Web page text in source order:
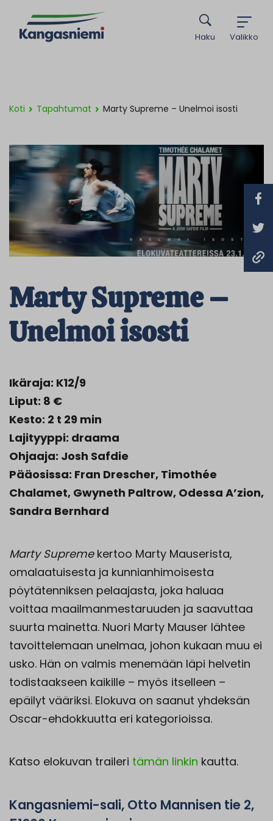
Valikko
Haku
Koti Tapahtumat Marty Supreme – Unelmoi isosti
Marty Supreme –
Unelmoi isosti
Ikäraja: K12/9
Liput: 8 €
Kesto: 2 t 29 min
Lajityyppi: draama
Ohjaaja: Josh Safdie
Pääosissa: Fran Drescher, Timothée
Chalamet, Gwyneth Paltrow, Odessa A’zion,
Sandra Bernhard
Marty Supremekertoo Marty Mauserista,
omalaatuisesta ja kunnianhimoisesta
pöytätenniksen pelaajasta, joka haluaa
voittaa maailmanmestaruuden ja saavuttaa
suurta mainetta. Nuori Marty Mauser lähtee
tavoittelemaan unelmaa, johon kukaan muu ei
usko. Hän on valmis menemään läpi helvetin
todistaakseen kaikille – myös itselleen –
epäilyt vääriksi. Elokuva on saanut yhdeksän
Oscar-ehdokkuutta eri kategorioissa.
Katso elokuvan traileri tämän linkin kautta.
Kangasniemi-sali, Otto Mannisen tie 2,